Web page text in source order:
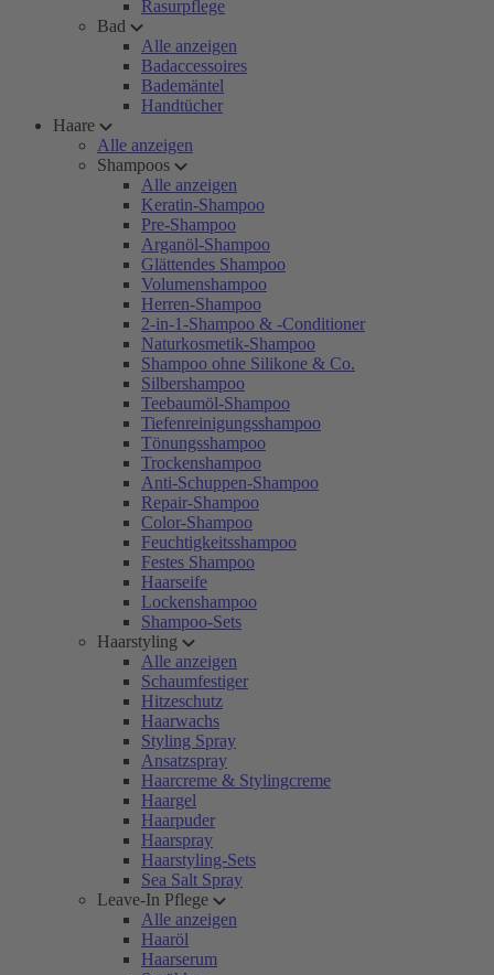
Rasurpflege
Bad
Alle anzeigen
Badaccessoires
Bademäntel
Handtücher
Haare
Alle anzeigen
Shampoos
Alle anzeigen
Keratin-Shampoo
Pre-Shampoo
Arganöl-Shampoo
Glättendes Shampoo
Volumenshampoo
Herren-Shampoo
2-in-1-Shampoo & -Conditioner
Naturkosmetik-Shampoo
Shampoo ohne Silikone & Co.
Silbershampoo
Teebaumöl-Shampoo
Tiefenreinigungsshampoo
Tönungsshampoo
Trockenshampoo
Anti-Schuppen-Shampoo
Repair-Shampoo
Color-Shampoo
Feuchtigkeitsshampoo
Festes Shampoo
Haarseife
Lockenshampoo
Shampoo-Sets
Haarstyling
Alle anzeigen
Schaumfestiger
Hitzeschutz
Haarwachs
Styling Spray
Ansatzspray
Haarcreme & Stylingcreme
Haargel
Haarpuder
Haarspray
Haarstyling-Sets
Sea Salt Spray
Leave-In Pflege
Alle anzeigen
Haaröl
Haarserum